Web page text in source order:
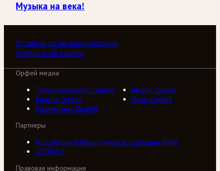
Музыка на века!
Оставить отзыв или пожелание
Сообщить об ошибке
Орфей медиа
Телерадиоцентр Орфей
Видео Орфей
Афиша Орфей
Ноты Орфей
Коллективы Орфей
Партнеры
Российская библиотечная ассоциация (РБА)
///ТРАКТ
Правовая информация